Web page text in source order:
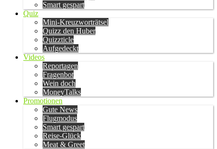
Smart gespart
Quiz
Mini-Kreuzworträtsel
Quizz den Huber
Quizzticle
Aufgedeckt
Videos
Reportagen
Fragenbot
Wein doch
MoneyTalks
Promotionen
Gute News
Flugmodus
Smart gespart
Reise-Glück
Meat & Greet